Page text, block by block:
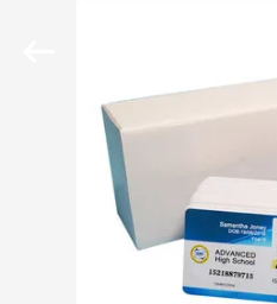
PRODUCTEN
ONGEVEER